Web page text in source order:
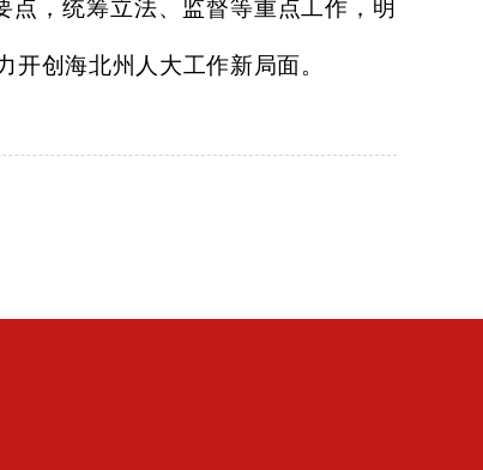
，统筹立法、监督等重点工作，明
创海北州人大工作新局面。